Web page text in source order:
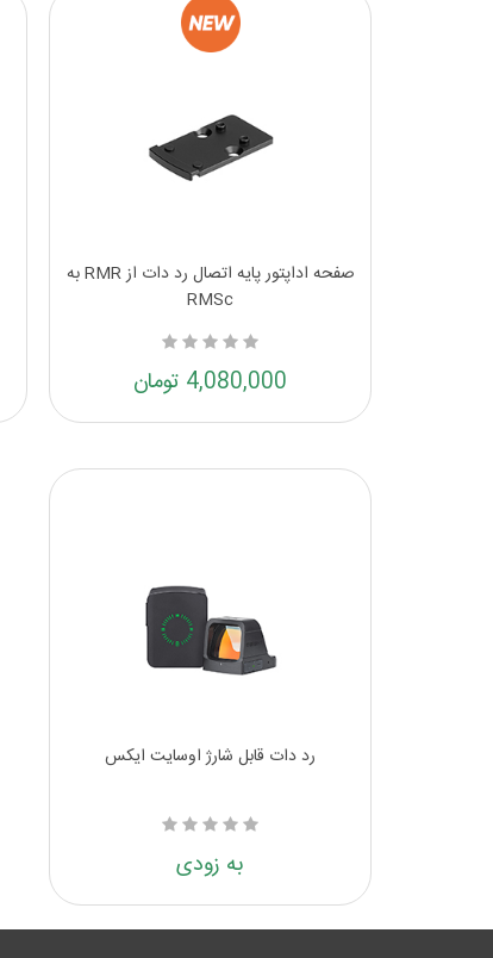
صفحه اداپتور پایه اتصال رد دات از RMR به
RMSc
4,080,000 تومان
رد دات قابل شارژ اوسایت ایکس
به زودی